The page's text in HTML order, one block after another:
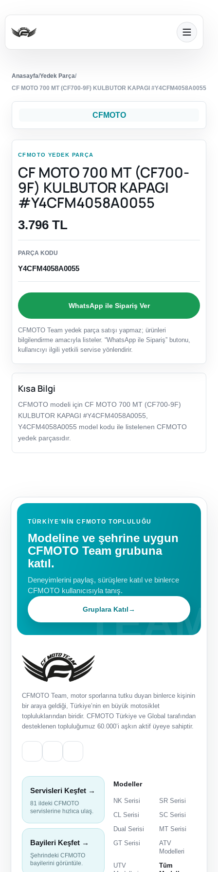
Anasayfa/Yedek Parça/
CF MOTO 700 MT (CF700-9F) KULBUTOR KAPAGI #Y4CFM4058A0055
CFMOTO
CFMOTO YEDEK PARÇA
CF MOTO 700 MT (CF700-
9F) KULBUTOR KAPAGI
#Y4CFM4058A0055
3.796 TL
PARÇA KODU
Y4CFM4058A0055
WhatsApp ile Sipariş Ver
CFMOTO Team yedek parça satışı yapmaz; ürünleri
bilgilendirme amacıyla listeler. “WhatsApp ile Sipariş” butonu,
kullanıcıyı ilgili yetkili servise yönlendirir.
Kısa Bilgi
CFMOTO modeli için CF MOTO 700 MT (CF700-9F)
KULBUTOR KAPAGI #Y4CFM4058A0055,
Y4CFM4058A0055 model kodu ile listelenen CFMOTO
yedek parçasıdır.
TÜRKIYE'NIN CFMOTO TOPLULUĞU
Modeline ve şehrine uygun
CFMOTO Team grubuna
katıl.
Deneyimlerini paylaş, sürüşlere katıl ve binlerce
CFMOTO kullanıcısıyla tanış.
Gruplara Katıl→
CFMOTO Team, motor sporlarına tutku duyan binlerce kişinin
bir araya geldiği, Türkiye’nin en büyük motosiklet
topluluklarından biridir. CFMOTO Türkiye ve Global tarafından
desteklenen topluluğumuz 60.000’i aşkın aktif üyeye sahiptir.
Servisleri Keşfet →
81 ildeki CFMOTO
servislerine hızlıca ulaş.
Bayileri Keşfet →
Şehrindeki CFMOTO
bayilerini görüntüle.
Modeller
NK Serisi
SR Serisi
CL Serisi
SC Serisi
Dual Serisi
MT Serisi
GT Serisi
ATV
Modelleri
UTV
Tüm